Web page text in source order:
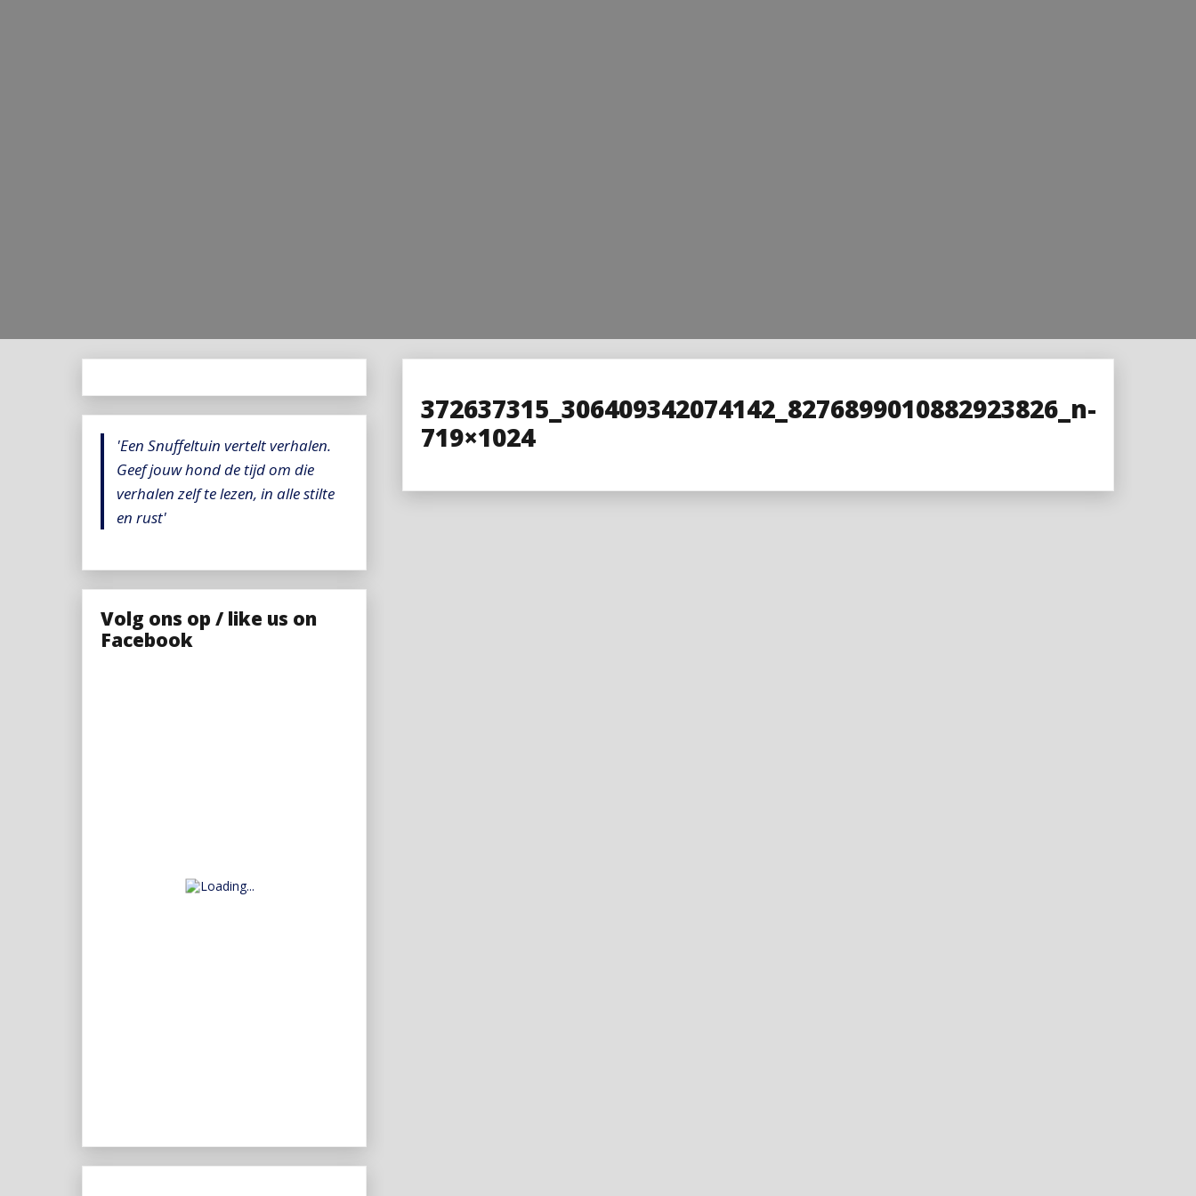
372637315_306409342074142_8276899010882923826_n-
719×1024
'Een Snuffeltuin vertelt verhalen.
Geef jouw hond de tijd om die
verhalen zelf te lezen, in alle stilte
en rust'
Volg ons op / like us on
Facebook